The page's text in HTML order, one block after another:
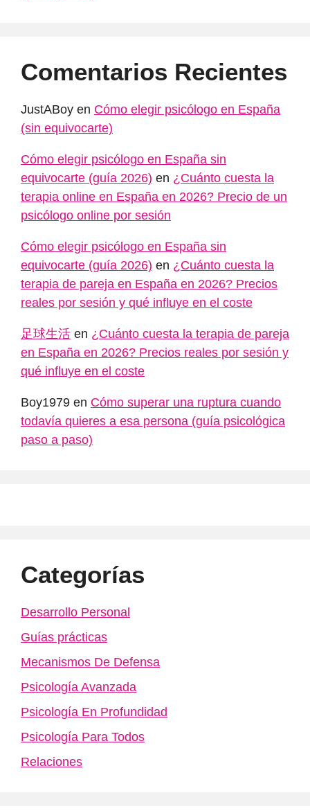
Comentarios Recientes
JustABoy en Cómo elegir psicólogo en España
(sin equivocarte)
Cómo elegir psicólogo en España sin
equivocarte (guía 2026) en ¿Cuánto cuesta la
terapia online en España en 2026? Precio de un
psicólogo online por sesión
Cómo elegir psicólogo en España sin
equivocarte (guía 2026) en ¿Cuánto cuesta la
terapia de pareja en España en 2026? Precios
reales por sesión y qué influye en el coste
足球生活 en ¿Cuánto cuesta la terapia de pareja
en España en 2026? Precios reales por sesión y
qué influye en el coste
Boy1979 en Cómo superar una ruptura cuando
todavía quieres a esa persona (guía psicológica
paso a paso)
Categorías
Desarrollo Personal
Guías prácticas
Mecanismos De Defensa
Psicología Avanzada
Psicología En Profundidad
Psicología Para Todos
Relaciones